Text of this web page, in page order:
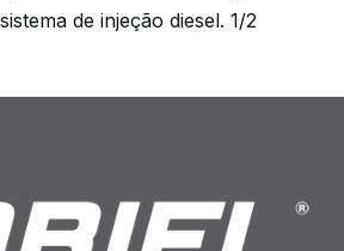
de injeção diesel. 1/2